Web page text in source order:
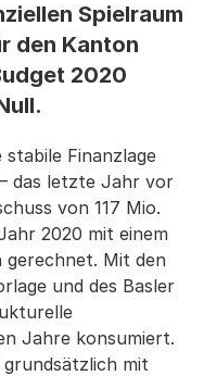
Spielraum
den Kanton
2020
Finanzlage
das letzte Jahr vor
von 117 Mio.
2020 mit einem
gerechnet. Mit den
und des Basler
Jahre konsumiert.
mit